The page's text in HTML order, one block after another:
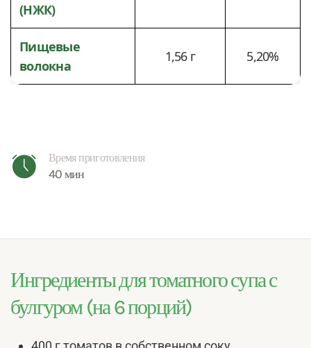
(НЖК)
Пищевые
волокна
1,56 г 5,20%
Время приготовления
40 мин
Ингредиенты для томатного супа с
булгуром (на 6 порций)